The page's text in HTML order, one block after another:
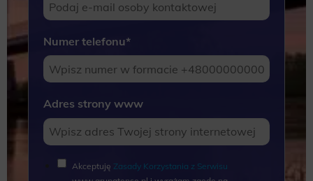
Numer telefonu*
Adres strony www
Akceptuję Zasady Korzystania z Serwisu